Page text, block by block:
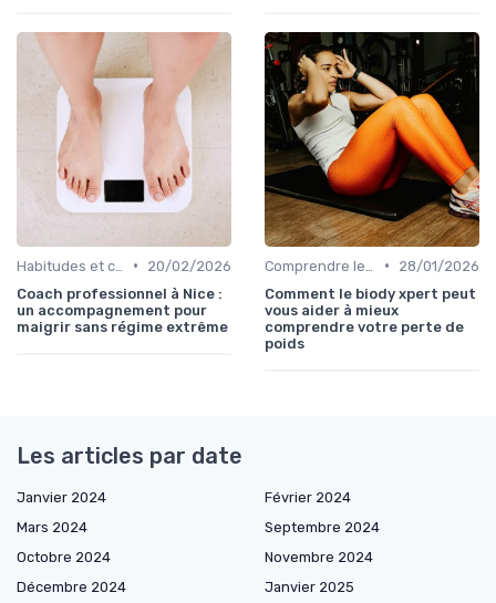
•
20/02/2026
Coach professionnel à Nice :
un accompagnement pour
maigrir sans régime extrême
•
28/01/2026
Comment le biody xpert peut
vous aider à mieux
comprendre votre perte de
poids
Les articles par date
Janvier 2024
Février 2024
Mars 2024
Septembre 2024
Octobre 2024
Novembre 2024
Décembre 2024
Janvier 2025